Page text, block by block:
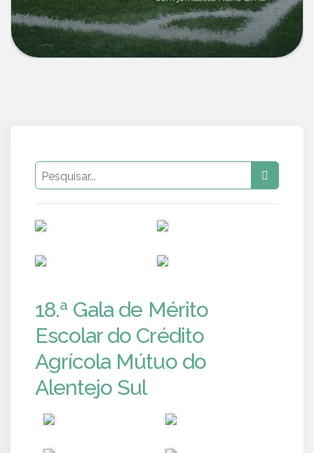
18.ª Gala de Mérito
Escolar do Crédito
Agrícola Mútuo do
Alentejo Sul